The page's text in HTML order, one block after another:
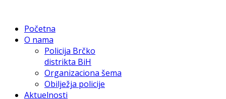
Početna
O nama
Policija Brčko
distrikta BiH
Organizaciona šema
Obilježja policije
Aktuelnosti